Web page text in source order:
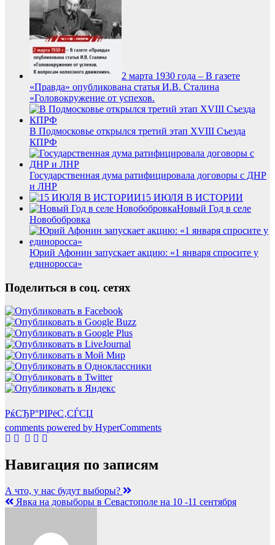
2 марта 1930 года – В газете
«Правда» опубликована статья И.В. Сталина
«Головокружение от успехов.
В Подмосковье открылся третий этап XVIII Съезда
КПРФ
Государственная дума ратифицировала договоры с ДНР
и ЛНР
15 ИЮЛЯ В ИСТОРИИ
Новый Год в селе
Новобобровка
Юрий Афонин запускает акцию: «1 января спросите у
единоросса»
Поделиться в соц. сетях
РќСЂР°РІРёС‚СЃСЏ
comments powered by HyperComments
Навигация по записям
А что, у нас будут выборы?
Явка на довыборы в Севастополе на 10 -11 сентября